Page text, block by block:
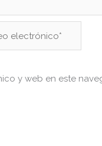
y web en este